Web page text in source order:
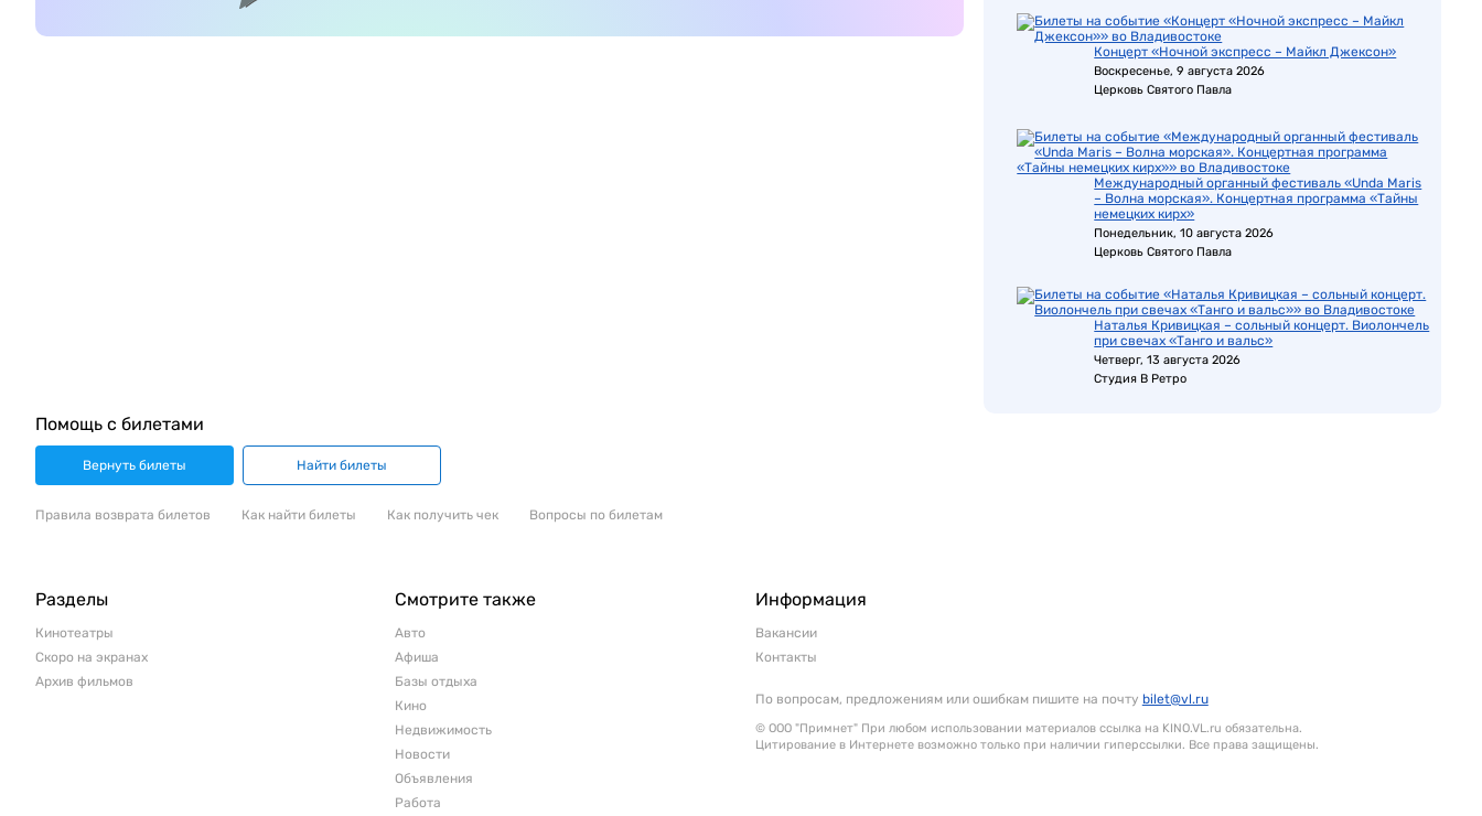
Концерт «Ночной экспресс – Майкл Джексон»
Воскресенье, 9 августа 2026
Церковь Святого Павла
Международный органный фестиваль «Unda Maris
– Волна морская». Концертная программа «Тайны
немецких кирх»
Понедельник, 10 августа 2026
Церковь Святого Павла
Наталья Кривицкая – сольный концерт. Виолончель
при свечах «Танго и вальс»
Четверг, 13 августа 2026
Студия В Ретро
Помощь с билетами
Вернуть билеты Найти билеты
Правила возврата билетов Как найти билеты Как получить чек Вопросы по билетам
Разделы
Кинотеатры
Скоро на экранах
Архив фильмов
Смотрите также
Авто
Афиша
Базы отдыха
Кино
Недвижимость
Новости
Объявления
Работа
Информация
Вакансии
Контакты
По вопросам, предложениям или ошибкам пишите на почту bilet@vl.ru
© ООО "Примнет" При любом использовании материалов ссылка на KINO.VL.ru обязательна.
Цитирование в Интернете возможно только при наличии гиперссылки. Все права защищены.